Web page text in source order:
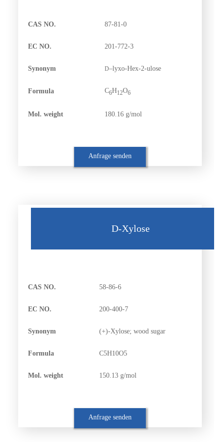
CAS NO. 87-81-0
EC NO. 201-772-3
Synonym D–lyxo-Hex-2-ulose
Formula C6H12O6
Mol. weight 180.16 g/mol
Anfrage senden
D-Xylose
CAS NO. 58-86-6
EC NO. 200-400-7
Synonym (+)-Xylose; wood sugar
Formula C5H10O5
Mol. weight 150.13 g/mol
Anfrage senden